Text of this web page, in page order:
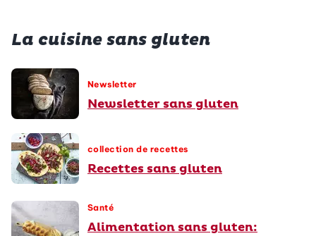
La cuisine sans gluten
Newsletter
Newsletter sans gluten
collection de recettes
Recettes sans gluten
Santé
Alimentation sans gluten: